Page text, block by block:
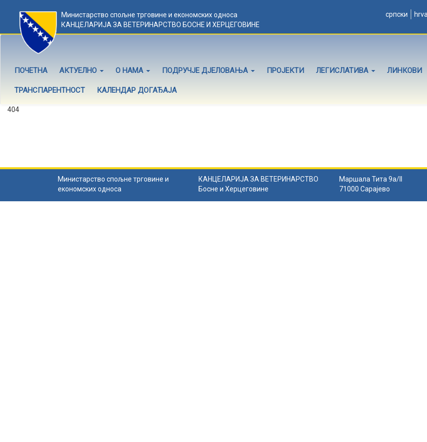
Министарство спољне трговине и економских односа
КАНЦЕЛАРИЈА ЗА ВЕТЕРИНАРСТВО БОСНЕ И ХЕРЦЕГОВИНЕ
српски
ПОЧЕТНА АКТУЕЛНО О НАМА ПОДРУЧЈЕ ДЈЕЛОВАЊА ПРОЈЕКТИ ЛЕГИСЛАТИВА ЛИНКОВИ
ТРАНСПАРЕНТНОСТ КАЛЕНДАР ДОГАЂАЈА
404
Министарство спољне трговине и
економских односа
КАНЦЕЛАРИЈА ЗА ВЕТЕРИНАРСТВО
Босне и Херцеговине
Маршала Тита 9а/II
71000 Сарајево